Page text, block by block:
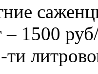
– 1500
ти